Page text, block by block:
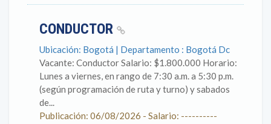
CONDUCTOR
Ubicación: Bogotá | Departamento : Bogotá Dc
Vacante: Conductor Salario: $1.800.000 Horario:
Lunes a viernes, en rango de 7:30 a.m. a 5:30 p.m.
(según programación de ruta y turno) y sabados
de...
Publicación: 06/08/2026 - Salario: ----------